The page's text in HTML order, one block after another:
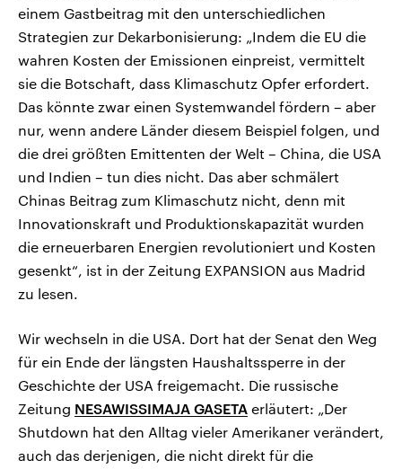
einem Gastbeitrag mit den unterschiedlichen
Strategien zur Dekarbonisierung: „Indem die EU die
wahren Kosten der Emissionen einpreist, vermittelt
sie die Botschaft, dass Klimaschutz Opfer erfordert.
Das könnte zwar einen Systemwandel fördern – aber
nur, wenn andere Länder diesem Beispiel folgen, und
die drei größten Emittenten der Welt – China, die USA
und Indien – tun dies nicht. Das aber schmälert
Chinas Beitrag zum Klimaschutz nicht, denn mit
Innovationskraft und Produktionskapazität wurden
die erneuerbaren Energien revolutioniert und Kosten
gesenkt“, ist in der Zeitung EXPANSION aus Madrid
zu lesen.
Wir wechseln in die USA. Dort hat der Senat den Weg
für ein Ende der längsten Haushaltssperre in der
Geschichte der USA freigemacht. Die russische
Zeitung NESAWISSIMAJA GASETA erläutert: „Der
Shutdown hat den Alltag vieler Amerikaner verändert,
auch das derjenigen, die nicht direkt für die